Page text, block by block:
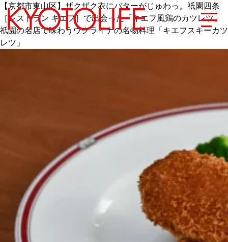
カテゴリーから探す
NEW OPEN
SERIES
CULTURE
【京都市東山区】ザクザク衣にバターがじゅわっ。祇園四条
［レストラン キエフ］で出会った「キエフ風鶏のカツレツ」
祇園の名店で味わうウクライナの名物料理「キエフスキーカツ
レツ」